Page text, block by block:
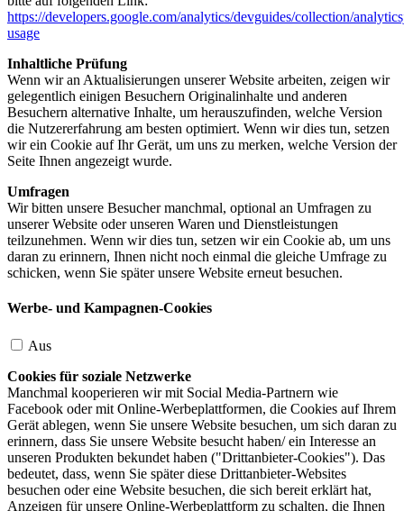
https://developers.google.com/analytics/devguides/collection/
usage
Inhaltliche Prüfung
Wenn wir an Aktualisierungen unserer Website arbeiten, zeigen wir
gelegentlich einigen Besuchern Originalinhalte und anderen
Besuchern alternative Inhalte, um herauszufinden, welche Version
die Nutzererfahrung am besten optimiert. Wenn wir dies tun, setzen
wir ein Cookie auf Ihr Gerät, um uns zu merken, welche Version der
Seite Ihnen angezeigt wurde.
Umfragen
Wir bitten unsere Besucher manchmal, optional an Umfragen zu
unserer Website oder unseren Waren und Dienstleistungen
teilzunehmen. Wenn wir dies tun, setzen wir ein Cookie ab, um uns
daran zu erinnern, Ihnen nicht noch einmal die gleiche Umfrage zu
schicken, wenn Sie später unsere Website erneut besuchen.
Werbe- und Kampagnen-Cookies
Aus
Cookies für soziale Netzwerke
Manchmal kooperieren wir mit Social Media-Partnern wie
Facebook oder mit Online-Werbeplattformen, die Cookies auf Ihrem
Gerät ablegen, wenn Sie unsere Website besuchen, um sich daran zu
erinnern, dass Sie unsere Website besucht haben/ ein Interesse an
unseren Produkten bekundet haben ("Drittanbieter-Cookies"). Das
bedeutet, dass, wenn Sie später diese Drittanbieter-Websites
besuchen oder eine Website besuchen, die sich bereit erklärt hat,
Anzeigen für unsere Online-Werbeplattform zu schalten, die Ihnen